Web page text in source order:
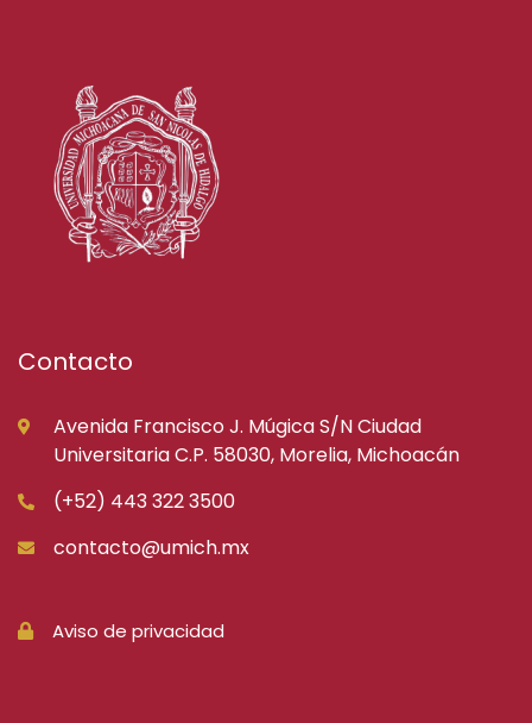
Contacto
Avenida Francisco J. Múgica S/N Ciudad
Universitaria C.P. 58030, Morelia, Michoacán
(+52) 443 322 3500
contacto@umich.mx
Aviso de privacidad